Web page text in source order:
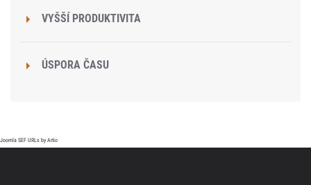
VYŠŠÍ PRODUKTIVITA
ÚSPORA ČASU
Joomla SEF URLs by Artio